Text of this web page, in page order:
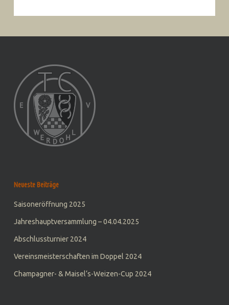
Neueste Beiträge
Saisoneröffnung 2025
Jahreshauptversammlung – 04.04.2025
Abschlussturnier 2024
Vereinsmeisterschaften im Doppel 2024
Champagner- & Maisel‘s-Weizen-Cup 2024